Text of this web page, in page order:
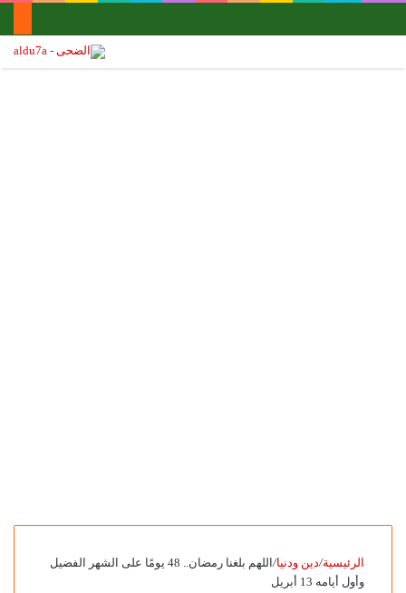
الرئيسية/دين ودنيا/
اللهم بلغنا رمضان.. 48 يومًا على الشهر الفضيل
وأول أيامه 13 أبريل